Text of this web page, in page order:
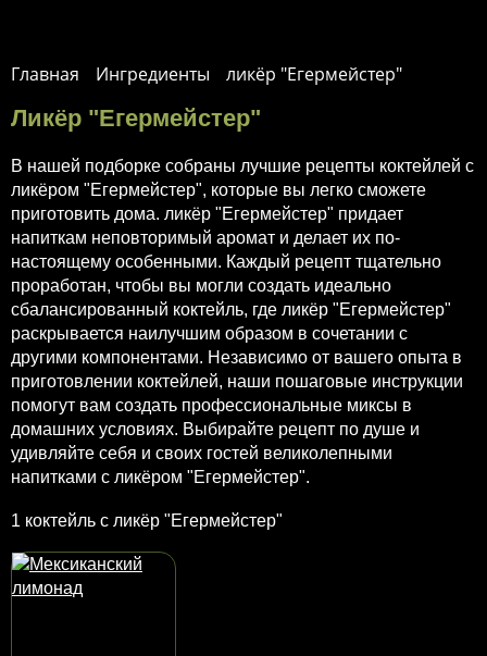
Главная Ингредиенты ликёр "Егермейстер"
Ликёр "Егермейстер"
В нашей подборке собраны лучшие рецепты коктейлей с
ликёром "Егермейстер", которые вы легко сможете
приготовить дома. ликёр "Егермейстер" придает
напиткам неповторимый аромат и делает их по-
настоящему особенными. Каждый рецепт тщательно
проработан, чтобы вы могли создать идеально
сбалансированный коктейль, где ликёр "Егермейстер"
раскрывается наилучшим образом в сочетании с
другими компонентами. Независимо от вашего опыта в
приготовлении коктейлей, наши пошаговые инструкции
помогут вам создать профессиональные миксы в
домашних условиях. Выбирайте рецепт по душе и
удивляйте себя и своих гостей великолепными
напитками с ликёром "Егермейстер".
1 коктейль с ликёр "Егермейстер"